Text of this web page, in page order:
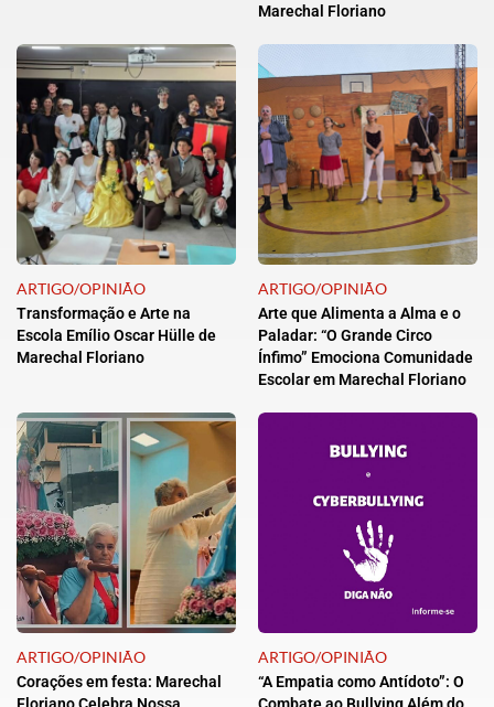
Marechal Floriano
ARTIGO/OPINIÃO
Transformação e Arte na
Escola Emílio Oscar Hülle de
Marechal Floriano
ARTIGO/OPINIÃO
Arte que Alimenta a Alma e o
Paladar: “O Grande Circo
Ínfimo” Emociona Comunidade
Escolar em Marechal Floriano
ARTIGO/OPINIÃO
Corações em festa: Marechal
ARTIGO/OPINIÃO
“A Empatia como Antídoto”: O